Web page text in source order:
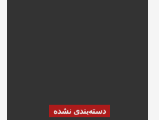
دسته‌بندی نشده